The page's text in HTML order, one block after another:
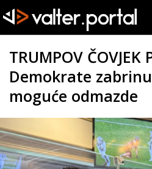
TRUMPOV ČOVJEK
Demokrate
moguće odmazde